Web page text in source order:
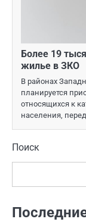
Более 19
жилье в ЗКО
В районах
планируется
относящихся к
населения,
Поиск